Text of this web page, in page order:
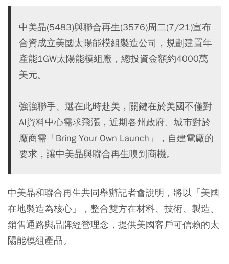
中美晶(5483)與聯合再生(3576)周二(7/21)宣布
合資成立美國太陽能模組製造公司，規劃建置年
產能1GW太陽能模組廠，總投資金額約4000萬
美元。
強強聯手、選在此時赴美，關鍵在於美國不僅對
AI資料中心需求飛漲，近期各州政府、城市對於
廠商需「Bring Your Own Launch」，自建電廠的
要求，讓中美晶與聯合再生嗅到商機。
中美晶和聯合再生共同舉辦記者會說明，將以「美國
在地製造為核心」，整合雙方在材料、技術、製造、
銷售通路與品牌經營理念，提供美國客戶可信賴的太
陽能模組產品。